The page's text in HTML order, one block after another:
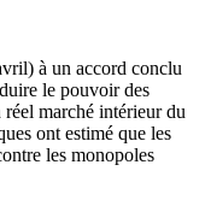
à un accord conclu
le pouvoir des
réel marché intérieur du
ont estimé que les
les monopoles